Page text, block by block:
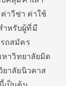
าวีซ่า ค่าใช้
ำหรับผู้ที่มี
ถสมัคร
หาวิทยาลัยมิด
ยาลัยนิวคาส